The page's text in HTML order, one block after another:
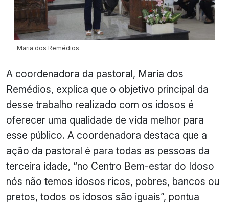
Maria dos Remédios
A coordenadora da pastoral, Maria dos
Remédios, explica que o objetivo principal da
desse trabalho realizado com os idosos é
oferecer uma qualidade de vida melhor para
esse público. A coordenadora destaca que a
ação da pastoral é para todas as pessoas da
terceira idade, “no Centro Bem-estar do Idoso
nós não temos idosos ricos, pobres, bancos ou
pretos, todos os idosos são iguais”, pontua